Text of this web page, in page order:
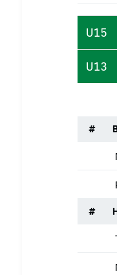
U15
U13
#
#